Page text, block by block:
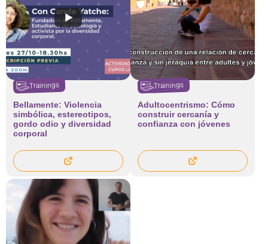
Trainings
Bellamente: Violencia
simbólica, estereotipos,
gordo odio y diversidad
corporal
Trainings
Adultocentrismo: Cómo
construir cercanía y
confianza con jóvenes